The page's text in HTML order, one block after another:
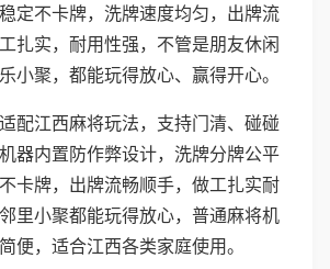
定不卡牌，洗牌速度均匀，出牌流
扎实，耐用性强，不管是朋友休闲
小聚，都能玩得放心、赢得开心。
配江西麻将玩法，支持门清、碰碰
器内置防作弊设计，洗牌分牌公平
卡牌，出牌流畅顺手，做工扎实耐
里小聚都能玩得放心，普通麻将机
便，适合江西各类家庭使用。